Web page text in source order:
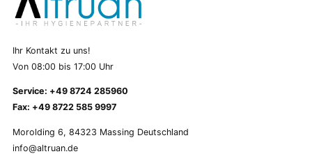
Ihr Kontakt zu uns!
Von 08:00 bis 17:00 Uhr
Service: +49 8724 285960
Fax: +49 8722 585 9997
Morolding 6, 84323 Massing Deutschland
info@altruan.de